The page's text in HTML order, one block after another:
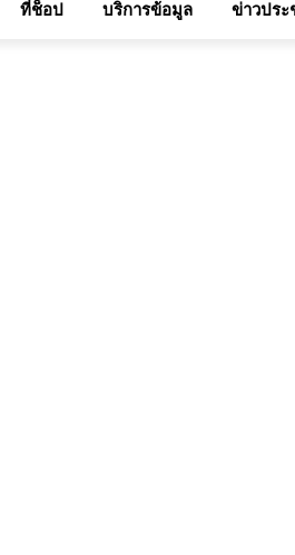
ที่ช็อป บริการข้อมูล ข่าวปร